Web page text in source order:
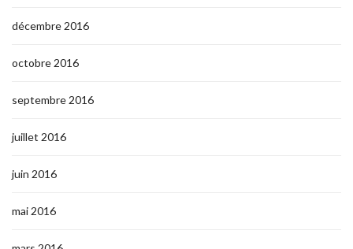
décembre 2016
octobre 2016
septembre 2016
juillet 2016
juin 2016
mai 2016